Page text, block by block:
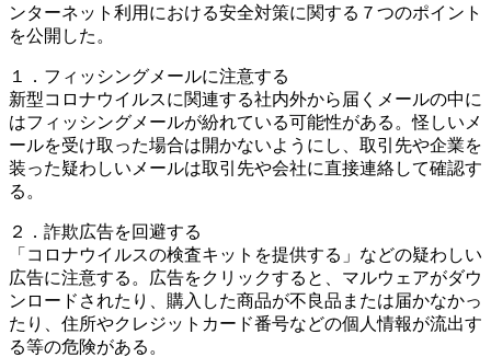
ンターネット利用における安全対策に関する７つのポイント
を公開した。
１．フィッシングメールに注意する
新型コロナウイルスに関連する社内外から届くメールの中に
はフィッシングメールが紛れている可能性がある。怪しいメ
ールを受け取った場合は開かないようにし、取引先や企業を
装った疑わしいメールは取引先や会社に直接連絡して確認す
る。
２．詐欺広告を回避する
「コロナウイルスの検査キットを提供する」などの疑わしい
広告に注意する。広告をクリックすると、マルウェアがダウ
ンロードされたり、購入した商品が不良品または届かなかっ
たり、住所やクレジットカード番号などの個人情報が流出す
る等の危険がある。